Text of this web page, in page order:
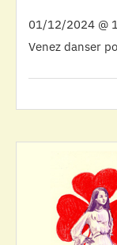
01/12/2024 @
Venez danser